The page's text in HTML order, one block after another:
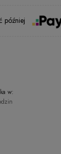
później
w: